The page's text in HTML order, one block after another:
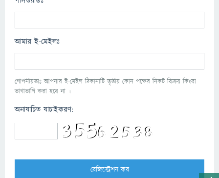
আমার ই-মেইলঃ
গোপনীয়তাঃ আপনার ই-মেইল ঠিকানাটি তৃতীয় কোন পক্ষের নিকট বিক্রয় কিংবা
ভাগাভাগি করা হবে না ।
অনাযাচিত যাচাইকরণ: